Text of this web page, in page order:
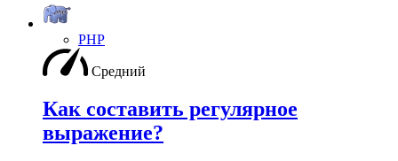
PHP
Средний
Как составить регулярное
выражение?